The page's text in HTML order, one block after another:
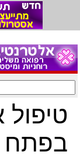
בפתח